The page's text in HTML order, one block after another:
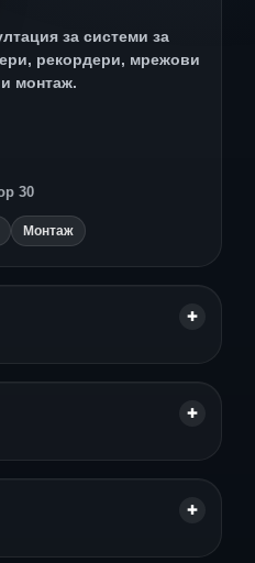
за системи за
рекордери, мрежови
монтаж.
30
Монтаж